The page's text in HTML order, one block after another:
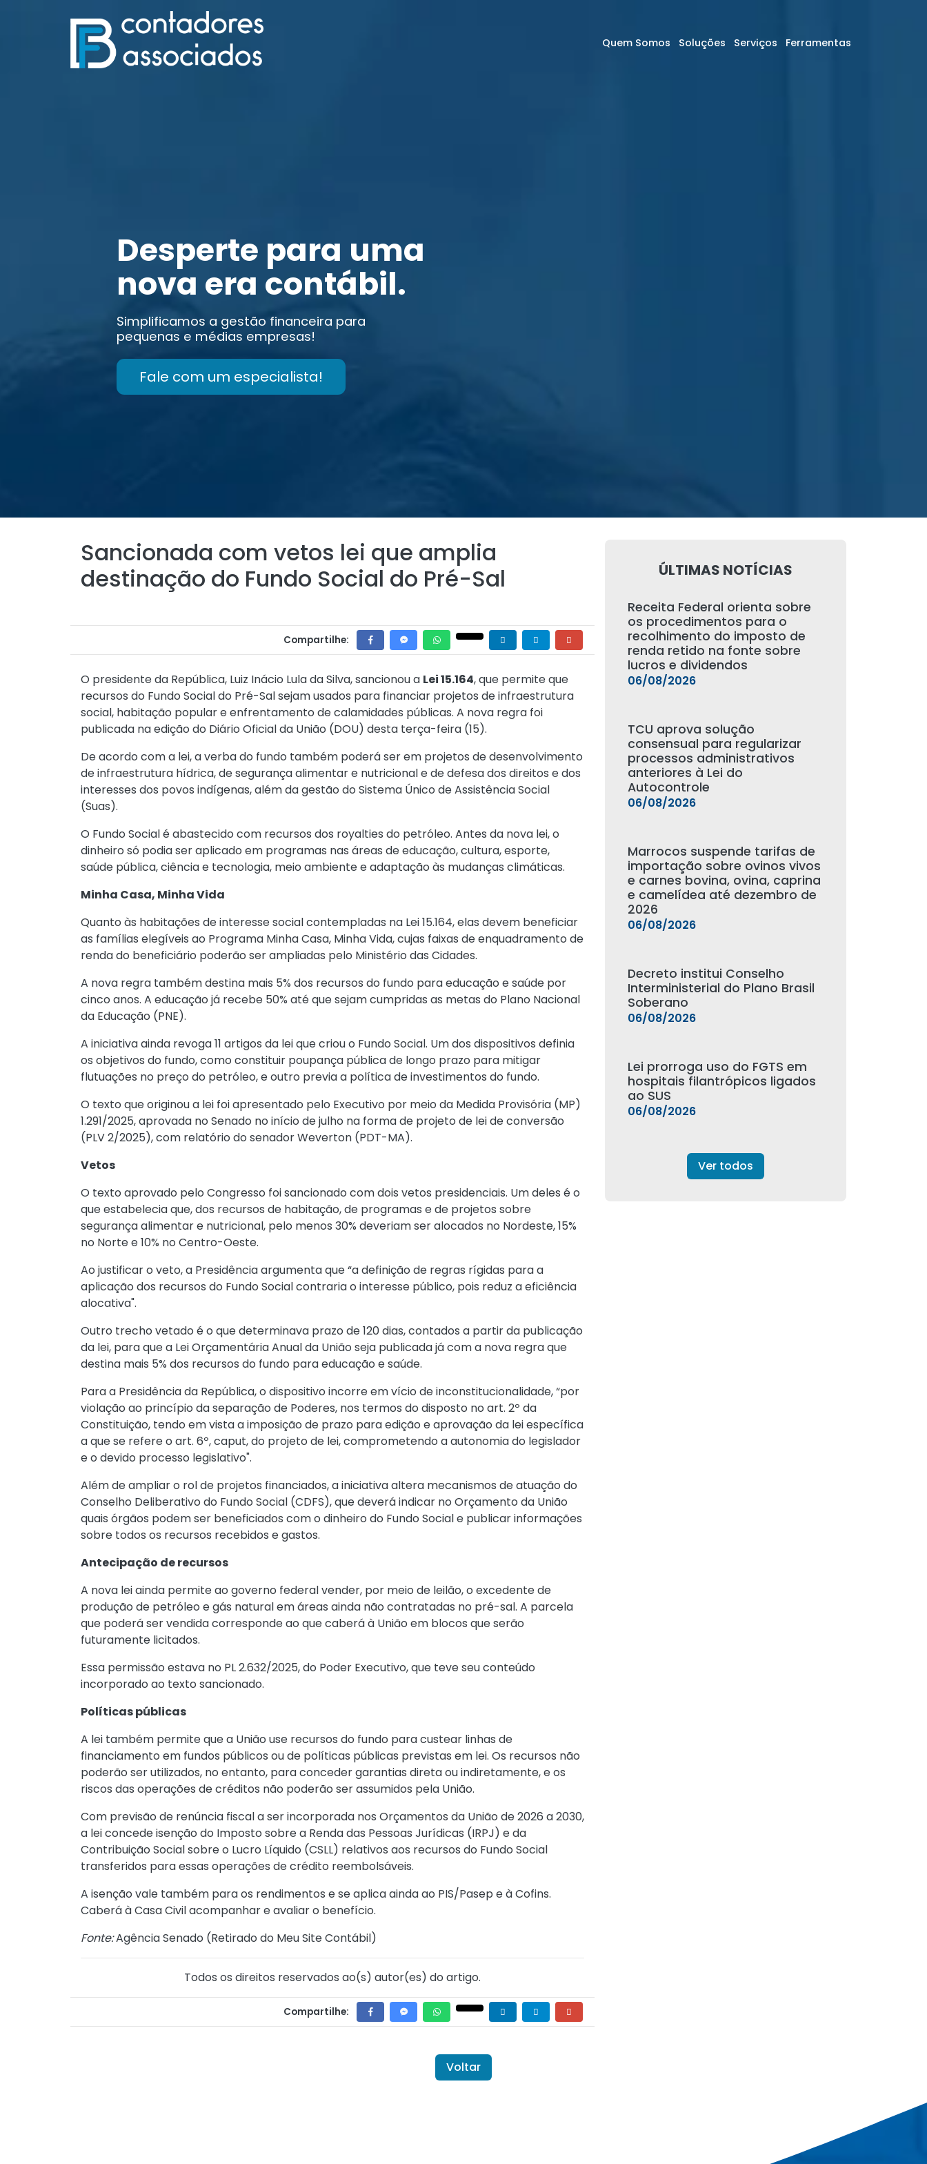
Quem Somos Soluções Serviços Ferramentas
Desperte para uma
nova era contábil.
Simplificamos a gestão financeira para
pequenas e médias empresas!
Fale com um especialista!
Sancionada com vetos lei que amplia
destinação do Fundo Social do Pré-Sal
Compartilhe:
O presidente da República, Luiz Inácio Lula da Silva, sancionou a Lei 15.164, que permite que
recursos do Fundo Social do Pré-Sal sejam usados para financiar projetos de infraestrutura
social, habitação popular e enfrentamento de calamidades públicas. A nova regra foi
publicada na edição do Diário Oficial da União (DOU) desta terça-feira (15).
De acordo com a lei, a verba do fundo também poderá ser em projetos de desenvolvimento
de infraestrutura hídrica, de segurança alimentar e nutricional e de defesa dos direitos e dos
interesses dos povos indígenas, além da gestão do Sistema Único de Assistência Social
(Suas).
O Fundo Social é abastecido com recursos dos royalties do petróleo. Antes da nova lei, o
dinheiro só podia ser aplicado em programas nas áreas de educação, cultura, esporte,
saúde pública, ciência e tecnologia, meio ambiente e adaptação às mudanças climáticas.
Minha Casa, Minha Vida
Quanto às habitações de interesse social contempladas na Lei 15.164, elas devem beneficiar
as famílias elegíveis ao Programa Minha Casa, Minha Vida, cujas faixas de enquadramento de
renda do beneficiário poderão ser ampliadas pelo Ministério das Cidades.
A nova regra também destina mais 5% dos recursos do fundo para educação e saúde por
cinco anos. A educação já recebe 50% até que sejam cumpridas as metas do Plano Nacional
da Educação (PNE).
A iniciativa ainda revoga 11 artigos da lei que criou o Fundo Social. Um dos dispositivos definia
os objetivos do fundo, como constituir poupança pública de longo prazo para mitigar
flutuações no preço do petróleo, e outro previa a política de investimentos do fundo.
O texto que originou a lei foi apresentado pelo Executivo por meio da Medida Provisória (MP)
1.291/2025, aprovada no Senado no início de julho na forma de projeto de lei de conversão
(PLV 2/2025), com relatório do senador Weverton (PDT-MA).
Vetos
O texto aprovado pelo Congresso foi sancionado com dois vetos presidenciais. Um deles é o
que estabelecia que, dos recursos de habitação, de programas e de projetos sobre
segurança alimentar e nutricional, pelo menos 30% deveriam ser alocados no Nordeste, 15%
no Norte e 10% no Centro-Oeste.
Ao justificar o veto, a Presidência argumenta que “a definição de regras rígidas para a
aplicação dos recursos do Fundo Social contraria o interesse público, pois reduz a eficiência
alocativa".
Outro trecho vetado é o que determinava prazo de 120 dias, contados a partir da publicação
da lei, para que a Lei Orçamentária Anual da União seja publicada já com a nova regra que
destina mais 5% dos recursos do fundo para educação e saúde.
Para a Presidência da República, o dispositivo incorre em vício de inconstitucionalidade, “por
violação ao princípio da separação de Poderes, nos termos do disposto no art. 2º da
Constituição, tendo em vista a imposição de prazo para edição e aprovação da lei específica
a que se refere o art. 6º, caput, do projeto de lei, comprometendo a autonomia do legislador
e o devido processo legislativo".
Além de ampliar o rol de projetos financiados, a iniciativa altera mecanismos de atuação do
Conselho Deliberativo do Fundo Social (CDFS), que deverá indicar no Orçamento da União
quais órgãos podem ser beneficiados com o dinheiro do Fundo Social e publicar informações
sobre todos os recursos recebidos e gastos.
Antecipação de recursos
A nova lei ainda permite ao governo federal vender, por meio de leilão, o excedente de
produção de petróleo e gás natural em áreas ainda não contratadas no pré-sal. A parcela
que poderá ser vendida corresponde ao que caberá à União em blocos que serão
futuramente licitados.
Essa permissão estava no PL 2.632/2025, do Poder Executivo, que teve seu conteúdo
incorporado ao texto sancionado.
Políticas públicas
A lei também permite que a União use recursos do fundo para custear linhas de
financiamento em fundos públicos ou de políticas públicas previstas em lei. Os recursos não
poderão ser utilizados, no entanto, para conceder garantias direta ou indiretamente, e os
riscos das operações de créditos não poderão ser assumidos pela União.
Com previsão de renúncia fiscal a ser incorporada nos Orçamentos da União de 2026 a 2030,
a lei concede isenção do Imposto sobre a Renda das Pessoas Jurídicas (IRPJ) e da
Contribuição Social sobre o Lucro Líquido (CSLL) relativos aos recursos do Fundo Social
transferidos para essas operações de crédito reembolsáveis.
A isenção vale também para os rendimentos e se aplica ainda ao PIS/Pasep e à Cofins.
Caberá à Casa Civil acompanhar e avaliar o benefício.
Fonte:Agência Senado (Retirado do Meu Site Contábil)
Todos os direitos reservados ao(s) autor(es) do artigo.
Compartilhe:
ÚLTIMAS NOTÍCIAS
Receita Federal orienta sobre
os procedimentos para o
recolhimento do imposto de
renda retido na fonte sobre
lucros e dividendos
06/08/2026
TCU aprova solução
consensual para regularizar
processos administrativos
anteriores à Lei do
Autocontrole
06/08/2026
Marrocos suspende tarifas de
importação sobre ovinos vivos
e carnes bovina, ovina, caprina
e camelídea até dezembro de
2026
06/08/2026
Decreto institui Conselho
Interministerial do Plano Brasil
Soberano
06/08/2026
Lei prorroga uso do FGTS em
hospitais filantrópicos ligados
ao SUS
06/08/2026
Ver todos
Voltar